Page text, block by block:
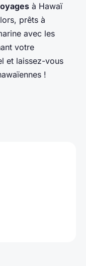
à Hawaï
prêts à
avec les
votre
et laissez-vous
!